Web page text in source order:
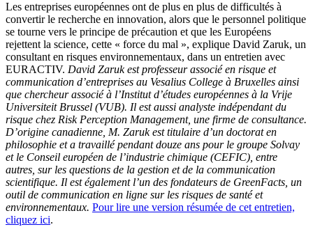
Les entreprises européennes ont de plus en plus de difficultés à
convertir le recherche en innovation, alors que le personnel politique
se tourne vers le principe de précaution et que les Européens
rejettent la science, cette « force du mal », explique David Zaruk, un
consultant en risques environnementaux, dans un entretien avec
EURACTIV. David Zaruk est professeur associé en risque et
communication d’entreprises au Vesalius College à Bruxelles ainsi
que chercheur associé à l’Institut d’études européennes à la Vrije
Universiteit Brussel (VUB). Il est aussi analyste indépendant du
risque chez Risk Perception Management, une firme de consultance.
D’origine canadienne, M. Zaruk est titulaire d’un doctorat en
philosophie et a travaillé pendant douze ans pour le groupe Solvay
et le Conseil européen de l’industrie chimique (CEFIC), entre
autres, sur les questions de la gestion et de la communication
scientifique. Il est également l’un des fondateurs de GreenFacts, un
outil de communication en ligne sur les risques de santé et
environnementaux. Pour lire une version résumée de cet entretien,
cliquez ici.